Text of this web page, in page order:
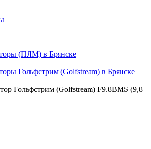
(ПЛМ) в Брянске
Гольфстрим (Golfstream) в Брянске
Гольфстрим (Golfstream) F9.8ВМS (9,8